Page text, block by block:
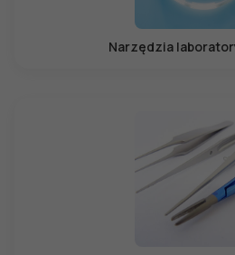
Narzędzia